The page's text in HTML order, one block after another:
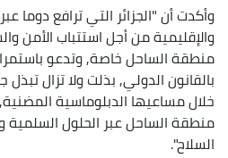
وأكدت أن "الجزائر التي ترافع دوما عبر
والإقليمية من أجل استتباب الأمن
منطقة الساحل خاصة, وتدعو
بالقانون الدولي, بذلت ولا تزال تبذل
خلال مساعيها الدبلوماسية المضنية,
منطقة الساحل عبر الحلول السلمية
السلاح".